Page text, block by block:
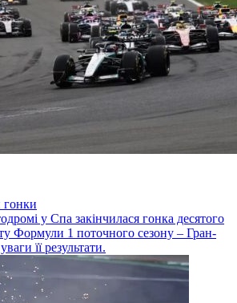
гонки
у Спа закінчилася гонка десятого
Формули 1 поточного сезону – Гран-
її результати.